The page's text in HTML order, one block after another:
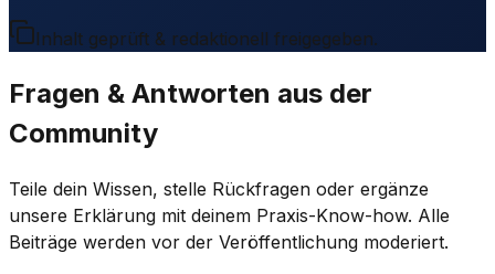
Inhalt geprüft & redaktionell freigegeben.
Fragen & Antworten aus der
Community
Teile dein Wissen, stelle Rückfragen oder ergänze
unsere Erklärung mit deinem Praxis-Know-how. Alle
Beiträge werden vor der Veröffentlichung moderiert.